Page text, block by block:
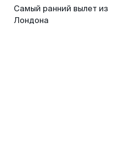
Самый ранний вылет из
Лондона